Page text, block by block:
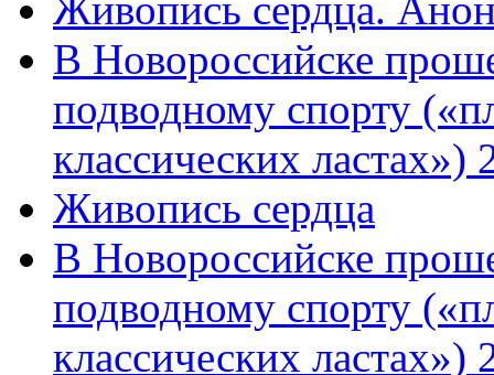
В Новороссийске
подводному спорту
классических
Живопись сердца
В Новороссийске
подводному спорту
классических ластах»)